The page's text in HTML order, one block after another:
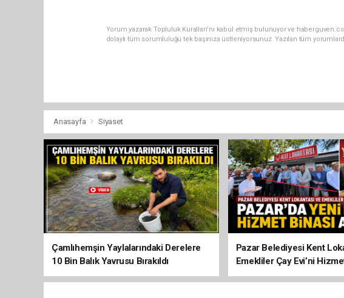
Yorum yazarak Topluluk Kuralları’nı kabul etmiş bulunuyor ve
dolaylı tüm sorumluluğu tek başınıza üstleniyorsunuz. Yazılan tüm
Anasayfa Siyaset
Çamlıhemşin Yaylalarındaki Derelere
10 Bin Balık Yavrusu Bırakıldı
Pazar Belediyesi Kent
Emekliler Çay Evi’ni